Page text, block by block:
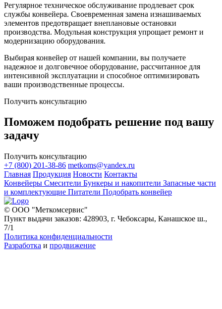
Регулярное техническое обслуживание продлевает срок
службы конвейера. Своевременная замена изнашиваемых
элементов предотвращает внеплановые остановки
производства. Модульная конструкция упрощает ремонт и
модернизацию оборудования.
Выбирая конвейер от нашей компании, вы получаете
надежное и долговечное оборудование, рассчитанное для
интенсивной эксплуатации и способное оптимизировать
ваши производственные процессы.
Получить консультацию
Поможем подобрать решение под вашу
задачу
Получить консультацию
+7 (800) 201-38-86 metkoms@yandex.ru
Главная Продукция Новости Контакты
Конвейеры Смесители Бункеры и накопители Запасные части
и комплектующие Питатели Подобрать конвейер
© ООО "Меткомсервис"
Пункт выдачи заказов: 428903, г. Чебоксары, Канашское ш.,
7/1
Политика конфиденциальности
Разработка и продвижение